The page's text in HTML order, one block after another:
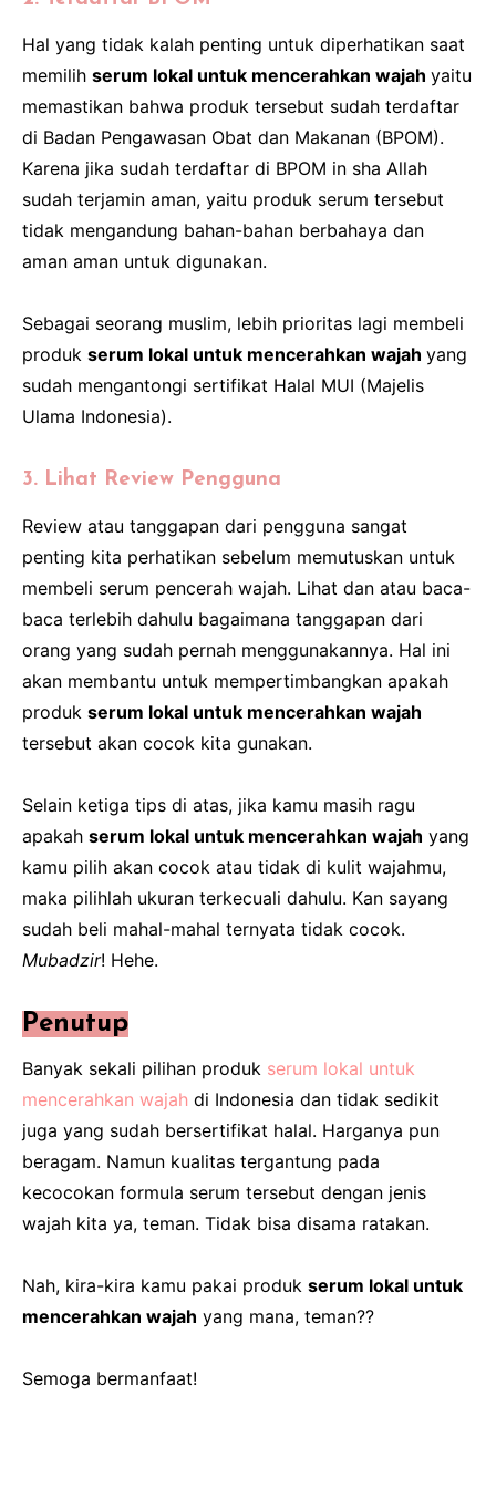
Hal yang tidak kalah penting untuk diperhatikan saat
memilih serum lokal untuk mencerahkan wajah yaitu
memastikan bahwa produk tersebut sudah terdaftar
di Badan Pengawasan Obat dan Makanan (BPOM).
Karena jika sudah terdaftar di BPOM in sha Allah
sudah terjamin aman, yaitu produk serum tersebut
tidak mengandung bahan-bahan berbahaya dan
aman aman untuk digunakan.
Sebagai seorang muslim, lebih prioritas lagi membeli
produk serum lokal untuk mencerahkan wajah yang
sudah mengantongi sertifikat Halal MUI (Majelis
Ulama Indonesia).
3. Lihat Review Pengguna
Review atau tanggapan dari pengguna sangat
penting kita perhatikan sebelum memutuskan untuk
membeli serum pencerah wajah. Lihat dan atau baca-
baca terlebih dahulu bagaimana tanggapan dari
orang yang sudah pernah menggunakannya. Hal ini
akan membantu untuk mempertimbangkan apakah
produk serum lokal untuk mencerahkan wajah
tersebut akan cocok kita gunakan.
Selain ketiga tips di atas, jika kamu masih ragu
apakah serum lokal untuk mencerahkan wajah yang
kamu pilih akan cocok atau tidak di kulit wajahmu,
maka pilihlah ukuran terkecuali dahulu. Kan sayang
sudah beli mahal-mahal ternyata tidak cocok.
Mubadzir! Hehe.
Penutup
Banyak sekali pilihan produk serum lokal untuk
mencerahkan wajah di Indonesia dan tidak sedikit
juga yang sudah bersertifikat halal. Harganya pun
beragam. Namun kualitas tergantung pada
kecocokan formula serum tersebut dengan jenis
wajah kita ya, teman. Tidak bisa disama ratakan.
Nah, kira-kira kamu pakai produk serum lokal untuk
mencerahkan wajah yang mana, teman??
Semoga bermanfaat!